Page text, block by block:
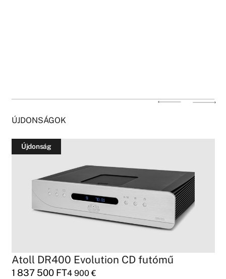
ÚJDONSÁGOK
Újdonság
Atoll DR400 Evolution CD futómű
1 837 500 FT4 900€